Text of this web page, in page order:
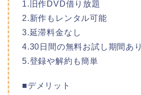
1.旧作DVD借り放題
2.新作もレンタル可能
3.延滞料金なし
4.30日間の無料お試し期間あり
5.登録や解約も簡単
■デメリット